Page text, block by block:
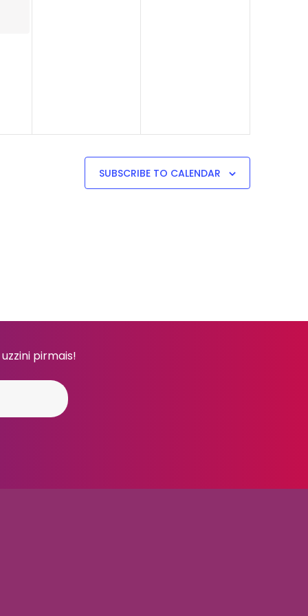
SUBSCRIBE TO CALENDAR
pirmais!